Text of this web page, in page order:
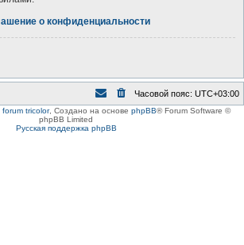
о конфиденциальности
Часовой пояс: UTC+03:00
tricolor, Создано на основе phpBB® Forum Software ©
phpBB Limited
Русская поддержка phpBB